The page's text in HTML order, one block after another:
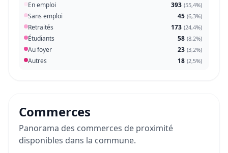
En emploi 393 (55,4%)
Sans emploi 45 (6,3%)
Retraités 173 (24,4%)
Étudiants 58 (8,2%)
Au foyer 23 (3,2%)
Autres 18 (2,5%)
Commerces
Panorama des commerces de proximité
disponibles dans la commune.